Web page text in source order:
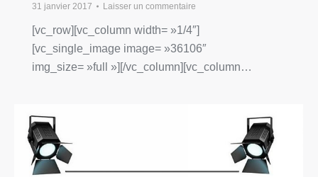
31 janvier 2017
Laisser un commentaire
[vc_row][vc_column width= »1/4″]
[vc_single_image image= »36106″
img_size= »full »][/vc_column][vc_column…